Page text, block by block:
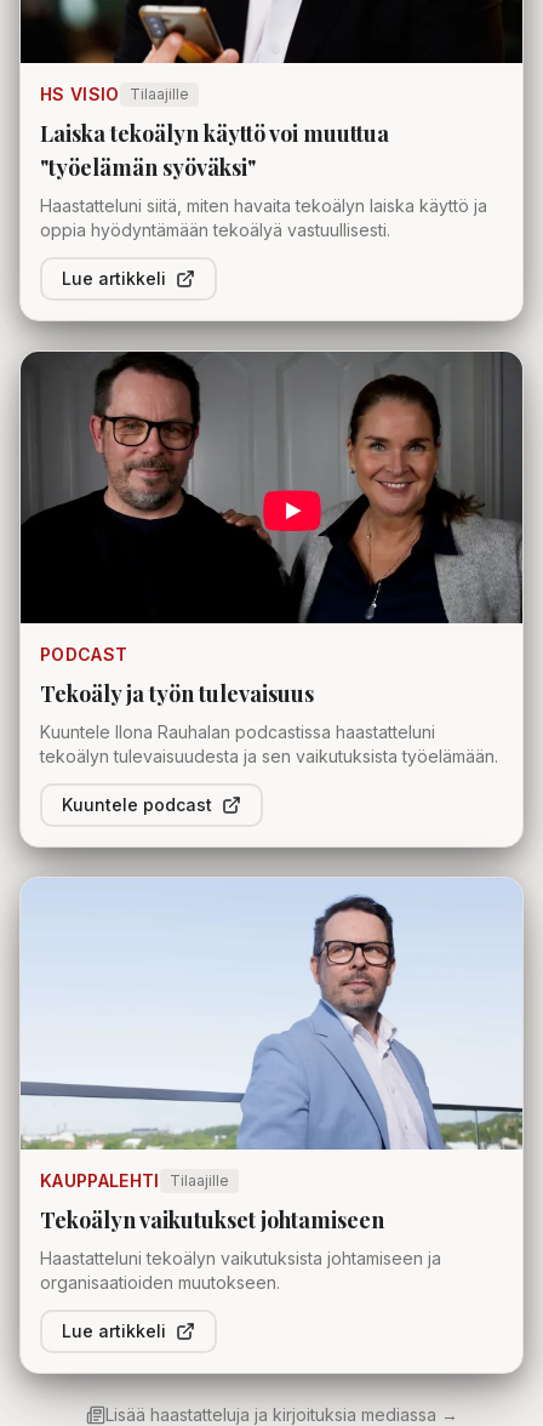
HS VISIO Tilaajille
Laiska tekoälyn käyttö voi muuttua
"työelämän syöväksi"
Haastatteluni siitä, miten havaita tekoälyn laiska käyttö ja
oppia hyödyntämään tekoälyä vastuullisesti.
Lue artikkeli
PODCAST
Tekoäly ja työn tulevaisuus
Kuuntele Ilona Rauhalan podcastissa haastatteluni
tekoälyn tulevaisuudesta ja sen vaikutuksista työelämään.
Kuuntele podcast
KAUPPALEHTI Tilaajille
Tekoälyn vaikutukset johtamiseen
Haastatteluni tekoälyn vaikutuksista johtamiseen ja
organisaatioiden muutokseen.
Lue artikkeli
Lisää haastatteluja ja kirjoituksia mediassa →